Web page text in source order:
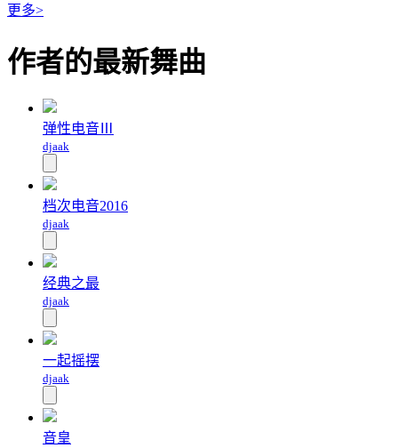
更多>
作者的最新舞曲
弹性电音Ⅲ
djaak
档次电音2016
djaak
经典之最
djaak
一起摇摆
djaak
音皇